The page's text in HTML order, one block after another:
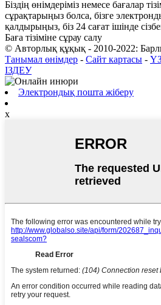
Біздің өнімдеріміз немесе бағалар
сұрақтарыңыз болса, бізге
қалдырыңыз, біз 24 сағат ішінде
Баға тізіміне сұрау салу
© Авторлық құқық - 2010-2022:
Танымал өнімдер - Сайт картасы -
ІЗДЕУ
Электрондық пошта жіберу
x